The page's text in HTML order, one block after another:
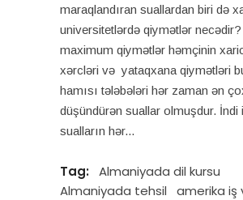
maraqlandıran suallardan biri də
universitetlərdə qiymətlər
maximum qiymətlər həmçinin
xərcləri və yataqxana qiymətləri
hamısı tələbələri hər zaman ən
düşündürən suallar olmuşdur. İndi
sualların hər
Tag:
Almaniyada dil kursu
Almaniyada tehsil
amerika iş